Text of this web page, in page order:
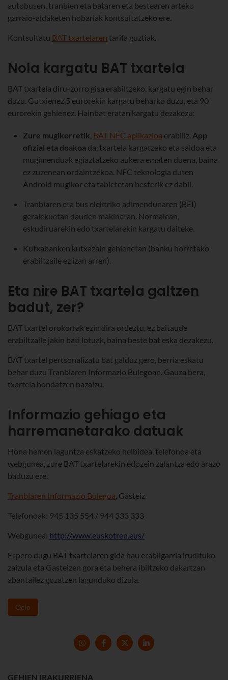
autobusen, tranbien eta bataren eta bestearen arteko
garraio-aldaketen hobariak kontsultatzeko ere.
Kontsultatu BAT txartelaren tarifa guztiak.
Nola kargatu BAT txartela
BAT txartela diru-zorro gisa erabiltzeko, kargatu egin behar
duzu. Gutxienez 5 eurorekin kargatu beharko duzu, eta 90
eurorekin gehienez. Hainbat eratan kargatu dezakezu:
Zure mugikorretik, BAT NFC aplikazioa erabiliz. App
ofizial eta doakoa da, txartela kargatzeko eta saldoa eta
mugimenduak egiaztatzeko aukera ematen duena, baina
ez zuzenean ordaintzekoa. NFC teknologia duten
Android mugikor eta tabletetan besterik ez dabil.
Tranbiaren eta bus elektriko adimendunaren (BEI)
geralekuetan dauden makinetan. Normalean,
eskudiruarekin edo txartelarekin kargatu daiteke.
Kutxabanken kutxazain gehienetan (banku horretako
erabiltzaile ez izan arren).
Eta nire BAT txartela galtzen
badut, zer?
BAT txartel orokorrak ezin dira ordeztu, ez baitaude
erabiltzaile jakin bati lotuak, baina beste bat eska dezakezu.
BAT txartel pertsonalizatu bat galduz gero, berria eskatu
behar duzu Tranbiaren Informazio Bulegoan. Gauza bera,
txartela hondatzen bazaizu.
Informazio gehiago eta
harremanetarako datuak
Hona hemen laguntza eskatzeko helbidea, telefonoa eta
webgunea, zure BAT txartelarekin edozein zalantza edo arazo
baduzu ere.
Tranbiaren Informazio Bulegoa, Gasteiz.
Telefonoak: 945 135 554 / 944 333 333
Webgunea: http://www.euskotren.eus/
Espero dugu BAT txartelaren gida hau erabilgarria irudituko
zaizula eta Gasteizen gora eta behera ibiltzeko dakartzan
abantailez gozatzen lagunduko dizula.
Ocio
GEHIEN IRAKURRIENA